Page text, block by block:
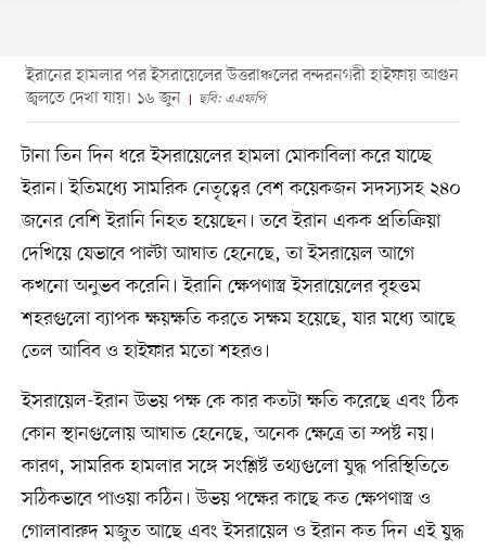
ইরানের হামলার পর ইসরায়েলের উত্তরাঞ্চলের বন্দরনগরী হাইফায় আগুন
জ্বলতে দেখা যায়। ১৬ জুন
ছবি: এএফপি
টানা তিন দিন ধরে ইসরায়েলের হামলা মোকাবিলা করে যাচ্ছে
ইরান। ইতিমধ্যে সামরিক নেতৃত্বের বেশ কয়েকজন সদস্যসহ ২৪০
জনের বেশি ইরানি নিহত হয়েছেন। তবে ইরান একক প্রতিক্রিয়া
দেখিয়ে যেভাবে পাল্টা আঘাত হেনেছে, তা ইসরায়েল আগে
কখনো অনুভব করেনি। ইরানি ক্ষেপণাস্ত্র ইসরায়েলের বৃহত্তম
শহরগুলো ব্যাপক ক্ষয়ক্ষতি করতে সক্ষম হয়েছে, যার মধ্যে আছে
তেল আবিব ও হাইফার মতো শহরও।
ইসরায়েল-ইরান উভয় পক্ষ কে কার কতটা ক্ষতি করেছে এবং ঠিক
কোন স্থানগুলোয় আঘাত হেনেছে, অনেক ক্ষেত্রে তা স্পষ্ট নয়।
কারণ, সামরিক হামলার সঙ্গে সংশ্লিষ্ট তথ্যগুলো যুদ্ধ পরিস্থিতিতে
সঠিকভাবে পাওয়া কঠিন। উভয় পক্ষের কাছে কত ক্ষেপণাস্ত্র ও
গোলাবারুদ মজুত আছে এবং ইসরায়েল ও ইরান কত দিন এই যুদ্ধ